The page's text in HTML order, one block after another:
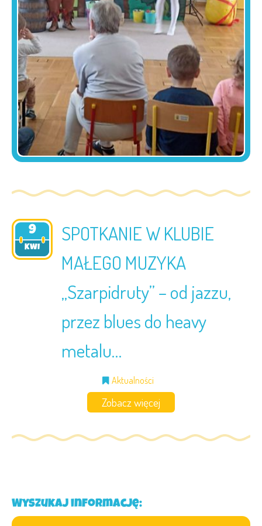
Wyszukaj informację:
9
KWI
2025
SPOTKANIE W KLUBIE
MAŁEGO MUZYKA
„Szarpidruty” – od jazzu,
przez blues do heavy
metalu…
Aktualności
Zobacz więcej